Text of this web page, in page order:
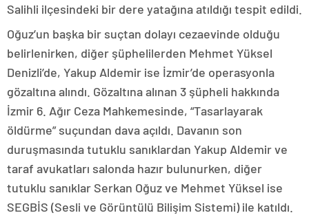
Salihli ilçesindeki bir dere yatağına atıldığı tespit edildi.
Oğuz’un başka bir suçtan dolayı cezaevinde olduğu
belirlenirken, diğer şüphelilerden Mehmet Yüksel
Denizli’de, Yakup Aldemir ise İzmir’de operasyonla
gözaltına alındı. Gözaltına alınan 3 şüpheli hakkında
İzmir 6. Ağır Ceza Mahkemesinde, “Tasarlayarak
öldürme” suçundan dava açıldı. Davanın son
duruşmasında tutuklu sanıklardan Yakup Aldemir ve
taraf avukatları salonda hazır bulunurken, diğer
tutuklu sanıklar Serkan Oğuz ve Mehmet Yüksel ise
SEGBİS (Sesli ve Görüntülü Bilişim Sistemi) ile katıldı.